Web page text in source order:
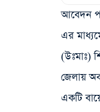
আবেদন
এর
(উঃমাঃ)
জেলায়
একটি